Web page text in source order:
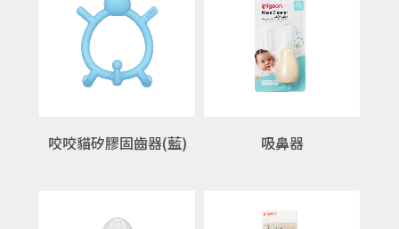
咬咬貓矽膠固齒器(藍) 吸鼻器